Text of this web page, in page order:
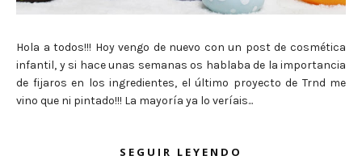
Hola a todos!!! Hoy vengo de nuevo con un post de cosmética
infantil, y si hace unas semanas os hablaba de la importancia
de fijaros en los ingredientes, el último proyecto de Trnd me
vino que ni pintado!!! La mayoría ya lo veríais...
SEGUIR LEYENDO